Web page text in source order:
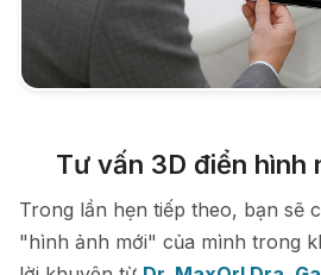
Tư vấn 3D điển hình
Trong lần hẹn tiếp theo, bạn sẽ
"hình ảnh mới" của mình trong